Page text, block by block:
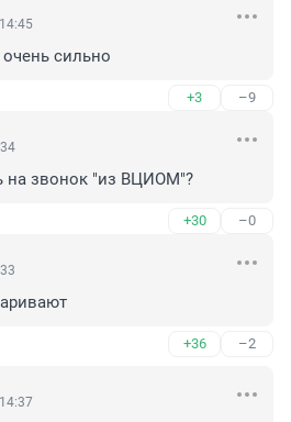
сильно
+3 –9
на звонок "из ВЦИОМ"?
+30 –0
+36 –2